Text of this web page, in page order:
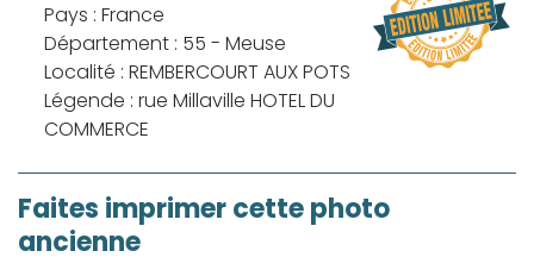
Pays : France
Département : 55 - Meuse
Localité : REMBERCOURT AUX POTS
Légende : rue Millaville HOTEL DU
COMMERCE
Faites imprimer cette photo
ancienne